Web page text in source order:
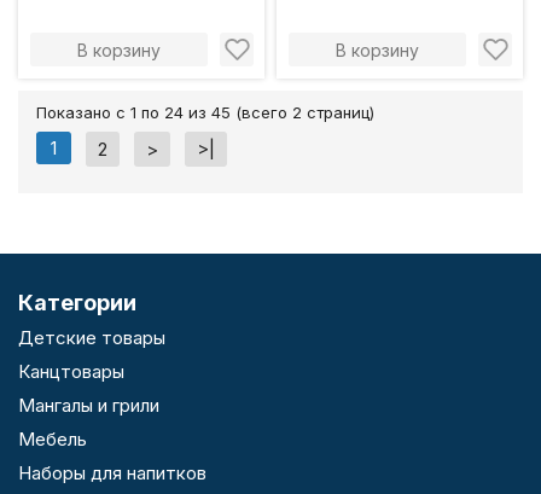
В корзину В корзину
Показано с 1 по 24 из 45 (всего 2 страниц)
1 2 > >|
Категории
Детские товары
Канцтовары
Мангалы и грили
Мебель
Наборы для напитков